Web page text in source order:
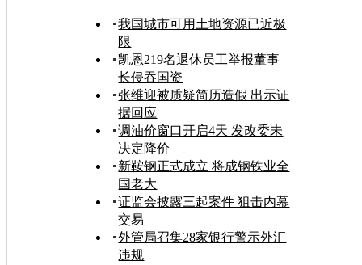
我国城市可用土地资源已近极
限
凯恩219名退休员工举报董事
长侵吞国资
张维迎被质疑简历造假 出示证
据回应
调油价窗口开启4天 发改委未
决定降价
新鞍钢正式成立 将成钢铁业全
国老大
证监会披露三起案件 狙击内幕
交易
外管局召集28家银行警示外汇
违规